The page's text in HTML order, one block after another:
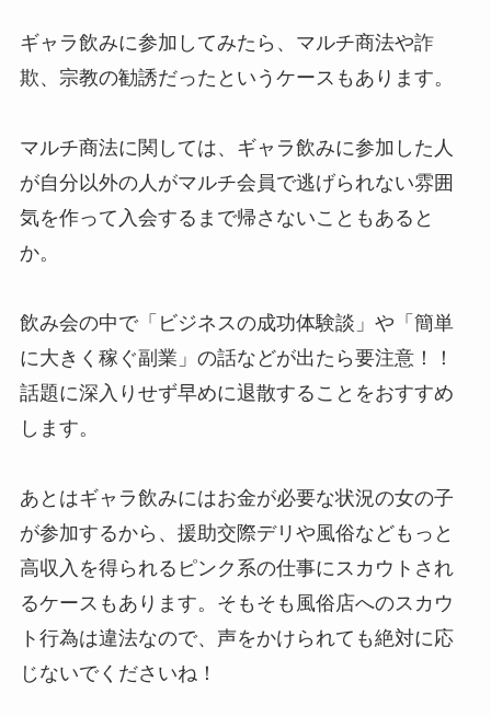
ギャラ飲みに参加してみたら、マルチ商法や詐
欺、宗教の勧誘だったというケースもあります。
マルチ商法に関しては、ギャラ飲みに参加した人
が自分以外の人がマルチ会員で逃げられない雰囲
気を作って入会するまで帰さないこともあると
か。
飲み会の中で「ビジネスの成功体験談」や「簡単
に大きく稼ぐ副業」の話などが出たら要注意！！
話題に深入りせず早めに退散することをおすすめ
します。
あとはギャラ飲みにはお金が必要な状況の女の子
が参加するから、援助交際デリや風俗などもっと
高収入を得られるピンク系の仕事にスカウトされ
るケースもあります。そもそも風俗店へのスカウ
ト行為は違法なので、声をかけられても絶対に応
じないでくださいね！